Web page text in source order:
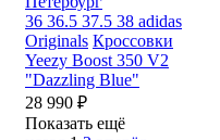
36 36.5 37.5 38 adidas
Originals Кроссовки
Yeezy Boost 350 V2
"Dazzling Blue"
28 990 ₽
Показать ещё